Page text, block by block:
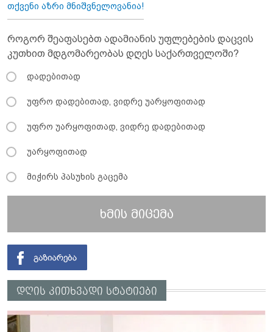
თქვენი აზრი მნიშვნელოვანია!
როგორ შეაფასებთ ადამიანის უფლებების დაცვის
კუთხით მდგომარეობას დღეს საქართველოში?
დადებითად
უფრო დადებითად, ვიდრე უარყოფითად
უფრო უარყოფითად, ვიდრე დადებითად
უარყოფითად
მიჭირს პასუხის გაცემა
ხმის მიცემა
დღის კითხვადი სტატიები